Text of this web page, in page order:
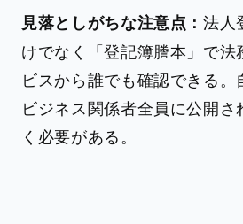
見落としがちな注意点：法人
けでなく「登記簿謄本」で法
ビスから誰でも確認できる
ビジネス関係者全員に公開
く必要がある。